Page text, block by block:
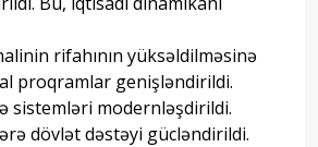
rifahının yüksəldilməsinə
proqramlar genişləndirildi.
sistemləri modernləşdirildi.
dövlət dəstəyi gücləndirildi.